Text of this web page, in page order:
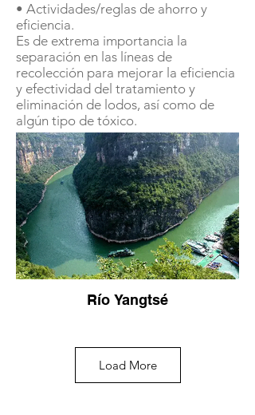
• Actividades/reglas de ahorro y
eficiencia.
Es de extrema importancia la
separación en las líneas de
recolección para mejorar la eficiencia
y efectividad del tratamiento y
eliminación de lodos, así como de
algún tipo de tóxico.
Río Yangtsé
Load More